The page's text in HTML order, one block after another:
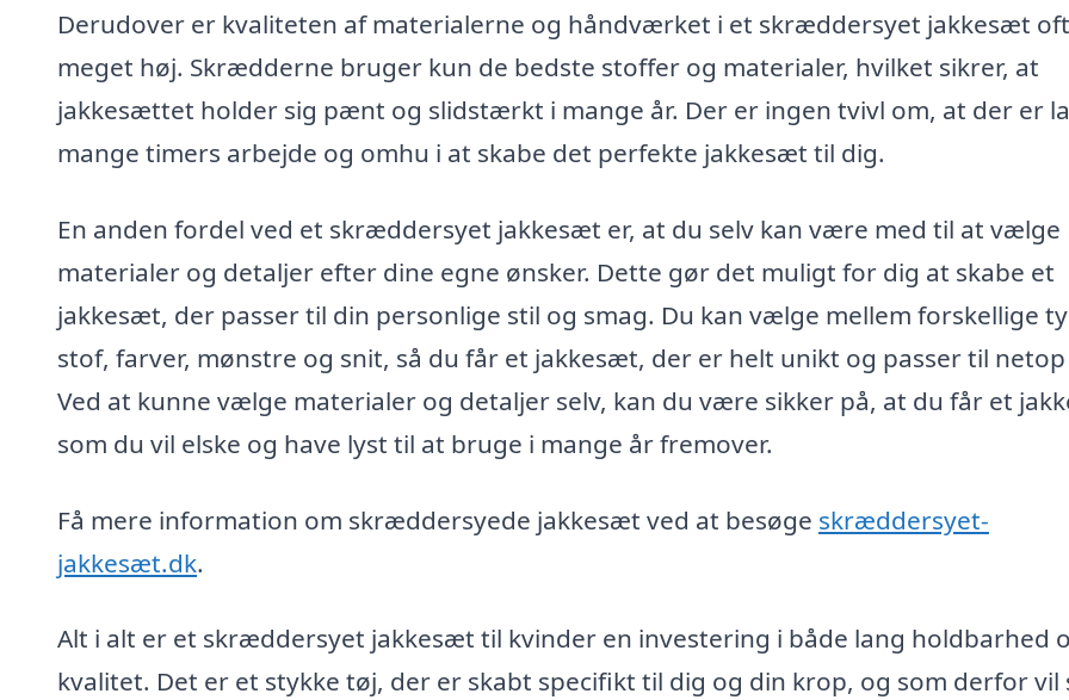
Derudover er kvaliteten af materialerne og håndværket i et skræddersyet jakkesæt
meget høj. Skrædderne bruger kun de bedste stoffer og materialer, hvilket sikrer, at
jakkesættet holder sig pænt og slidstærkt i mange år. Der er ingen tvivl om, at der er
mange timers arbejde og omhu i at skabe det perfekte jakkesæt til dig.
En anden fordel ved et skræddersyet jakkesæt er, at du selv kan være med til at vælge
materialer og detaljer efter dine egne ønsker. Dette gør det muligt for dig at skabe et
jakkesæt, der passer til din personlige stil og smag. Du kan vælge mellem forskellige
stof, farver, mønstre og snit, så du får et jakkesæt, der er helt unikt og passer til
Ved at kunne vælge materialer og detaljer selv, kan du være sikker på, at du får et
som du vil elske og have lyst til at bruge i mange år fremover.
Få mere information om skræddersyede jakkesæt ved at besøge skræddersyet-
jakkesæt.dk.
Alt i alt er et skræddersyet jakkesæt til kvinder en investering i både lang holdbarhed
kvalitet. Det er et stykke tøj, der er skabt specifikt til dig og din krop, og som derfor vil